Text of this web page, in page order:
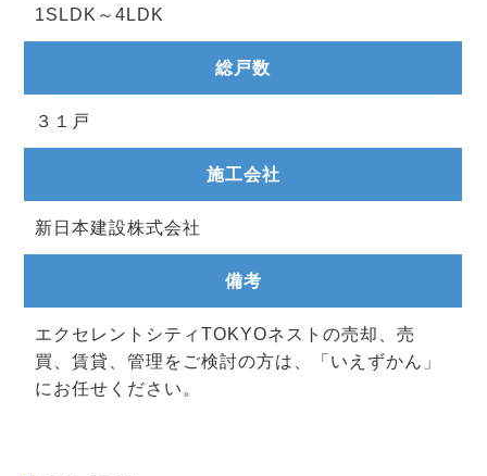
1SLDK～4LDK
総戸数
３１戸
施工会社
新日本建設株式会社
備考
エクセレントシティTOKYOネストの売却、売
買、賃貸、管理をご検討の方は、「いえずかん」
にお任せください。